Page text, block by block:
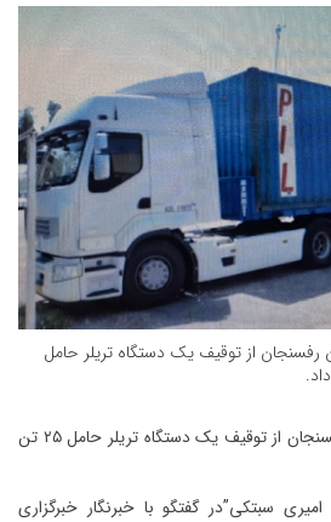
رفسنجان از توقیف یک دستگاه تریلر حامل
فرمانده انتظامی شهرستان رفسنجان از توقیف یک دستگاه تریلر حامل ۲۵ تن
سبتکی”در گفتگو با خبرنگار خبرگزاری